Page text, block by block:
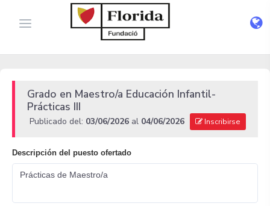
Grado en Maestro/a Educación Infantil-
Prácticas III
Publicado del: 03/06/2026 al 04/06/2026 Inscribirse
Descripción del puesto ofertado
Prácticas de Maestro/a